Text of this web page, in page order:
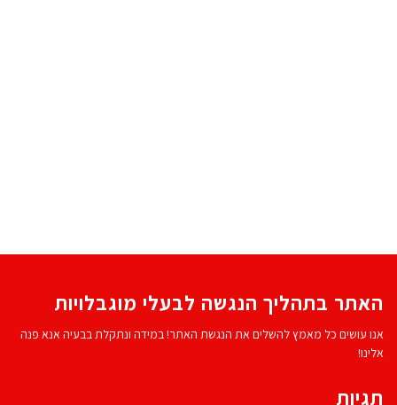
האתר בתהליך הנגשה לבעלי מוגבלויות
אנו עושים כל מאמץ להשלים את הנגשת האתר! במידה ונתקלת בבעיה אנא פנה
אלינו!
תגיות